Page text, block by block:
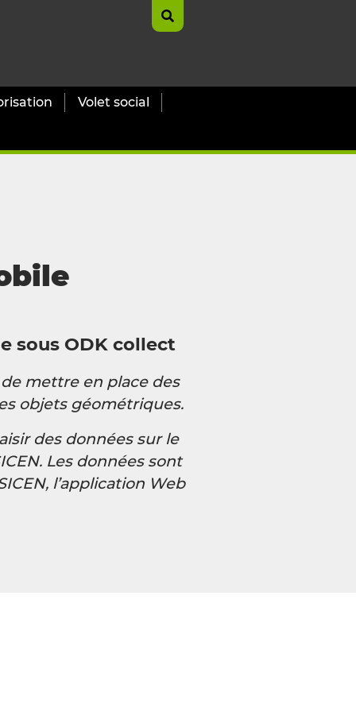
Volet social
sous ODK collect
mettre en place des
objets géométriques.
des données sur le
Les données sont
l’application Web